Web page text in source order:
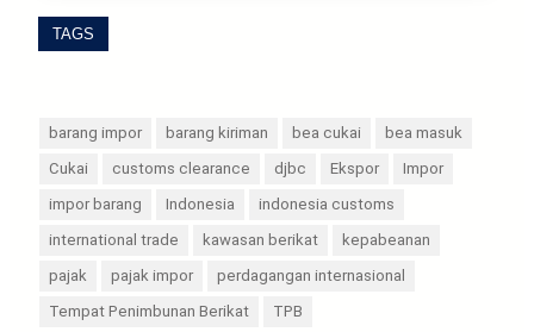
TAGS
barang impor barang kiriman bea cukai
bea masuk
Cukai
customs clearance djbc Ekspor
Impor
impor barang
Indonesia
indonesia customs
international trade
kawasan berikat
kepabeanan
pajak
pajak impor
perdagangan internasional
Tempat Penimbunan Berikat
TPB